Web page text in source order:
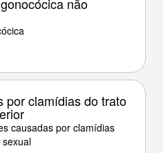
por clamídias do trato
causadas por clamídias